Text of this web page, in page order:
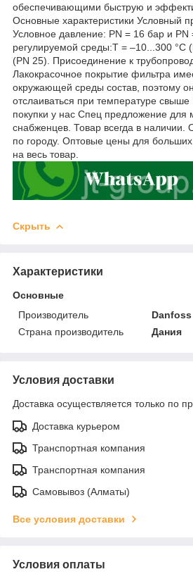
обеспечивающими быструю и
Основные характеристики Условный
Условное давление: PN = 16 бар и
регулируемой среды:Т = –10...300 °С
(PN 25). Присоединение к
Лакокрасочное покрытие фильтра
окружающей среды состав, поэтому
отслаиваться при температуре
покупки у нас Спец предложение для
снабженцев. Товар всегда в наличии.
по городу. Оптовые цены для
на весь товар.
Скрыть
Характеристики
Основные
Производитель
Danfoss
Страна производитель
Дания
Условия доставки
Доставка осуществляется только по
Доставка курьером
Транспортная компания
Транспортная компания
Самовывоз (Алматы)
Все условия доставки
Условия оплаты